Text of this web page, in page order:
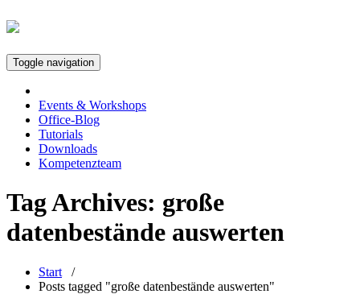
Toggle navigation
Events & Workshops
Office-Blog
Tutorials
Downloads
Kompetenzteam
Tag Archives: große
datenbestände auswerten
Start /
Posts tagged "große datenbestände auswerten"